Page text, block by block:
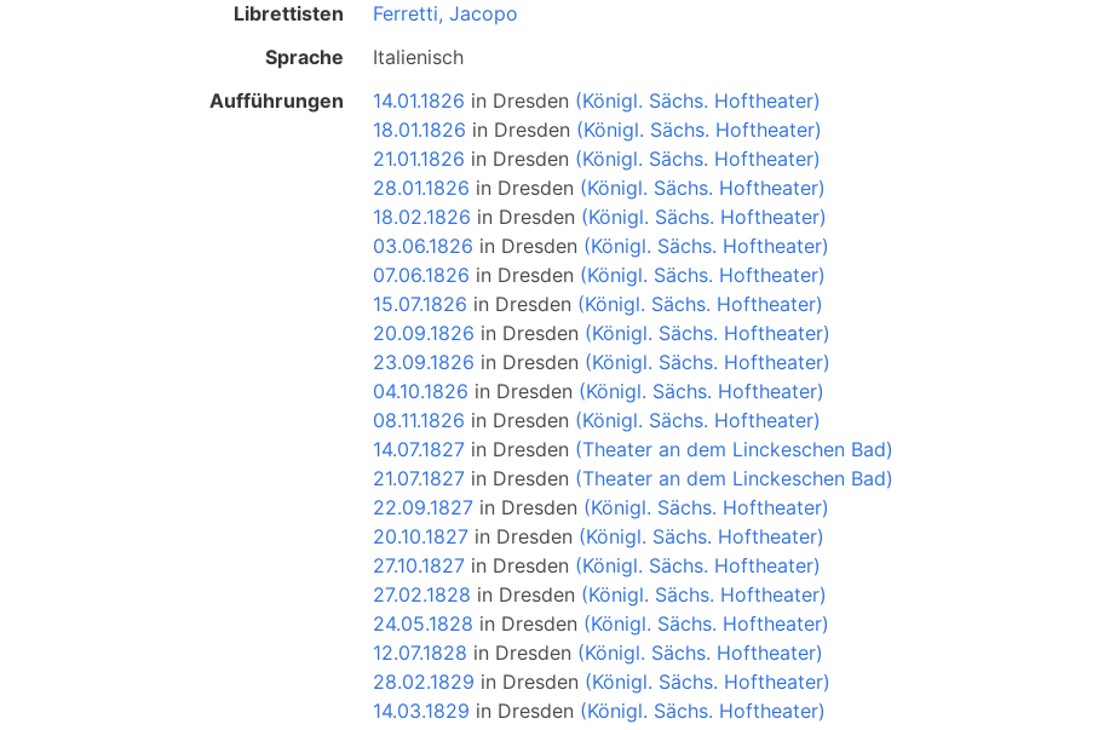
Librettisten
Ferretti, Jacopo
Sprache
Italienisch
Aufführungen
14.01.1826 in Dresden (Königl. Sächs. Hoftheater)
18.01.1826 in Dresden (Königl. Sächs. Hoftheater)
21.01.1826 in Dresden (Königl. Sächs. Hoftheater)
28.01.1826 in Dresden (Königl. Sächs. Hoftheater)
18.02.1826 in Dresden (Königl. Sächs. Hoftheater)
03.06.1826 in Dresden (Königl. Sächs. Hoftheater)
07.06.1826 in Dresden (Königl. Sächs. Hoftheater)
15.07.1826 in Dresden (Königl. Sächs. Hoftheater)
20.09.1826 in Dresden (Königl. Sächs. Hoftheater)
23.09.1826 in Dresden (Königl. Sächs. Hoftheater)
04.10.1826 in Dresden (Königl. Sächs. Hoftheater)
08.11.1826 in Dresden (Königl. Sächs. Hoftheater)
14.07.1827 in Dresden (Theater an dem Linckeschen Bad)
21.07.1827 in Dresden (Theater an dem Linckeschen Bad)
22.09.1827 in Dresden (Königl. Sächs. Hoftheater)
20.10.1827 in Dresden (Königl. Sächs. Hoftheater)
27.10.1827 in Dresden (Königl. Sächs. Hoftheater)
27.02.1828 in Dresden (Königl. Sächs. Hoftheater)
24.05.1828 in Dresden (Königl. Sächs. Hoftheater)
12.07.1828 in Dresden (Königl. Sächs. Hoftheater)
28.02.1829 in Dresden (Königl. Sächs. Hoftheater)
14.03.1829 in Dresden (Königl. Sächs. Hoftheater)